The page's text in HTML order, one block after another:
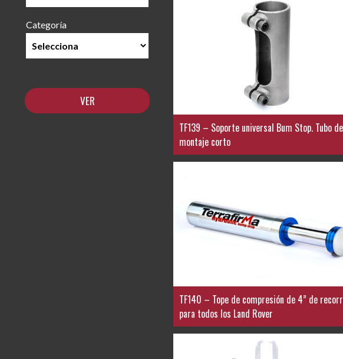
Categoría
TF139 – Soporte universal Bum Stop. Tubo de
montaje corto
TF140 – Tope de compresión de 4” de
para todos los Land Rover